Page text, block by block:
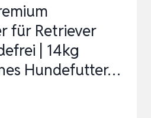
für Retriever
| 14kg
Hundefutter…